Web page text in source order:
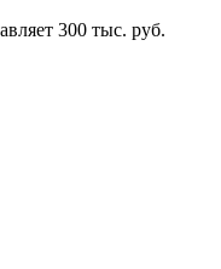
300 тыс. руб.